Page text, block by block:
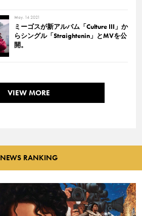
May. 14 2021
ミーゴスが新アルバム「Culture III」か
らシングル「Straightenin」とMVを公
開。
VIEW MORE
NEWS RANKING